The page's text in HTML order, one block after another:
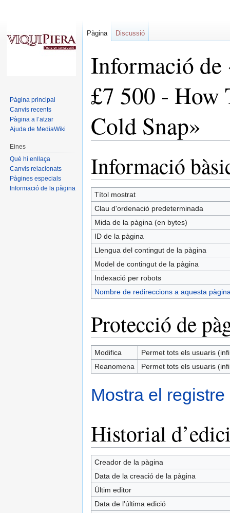
Informació de
£7 500 - How
Cold Snap»
la
navegació
la
cerca
Informació
Títol mostrat
Clau d'ordenació predeterminada
Mida de la pàgina (en bytes)
ID de la pàgina
Llengua del contingut de la pàgina
Model de contingut de la pàgina
Indexació per robots
Nombre de redireccions a aquesta
Protecció de
Modifica
Permet tots els usuaris
Reanomena
Permet tots els usuaris
Mostra el
Historial
Creador de la pàgina
Data de la creació de la pàgina
Últim editor
Data de l'última edició
Pàgina Discussió
Pàgina principal
Canvis recents
Pàgina a l’atzar
Ajuda de MediaWiki
Eines
Què hi enllaça
Canvis relacionats
Pàgines especials
Informació de la pàgina